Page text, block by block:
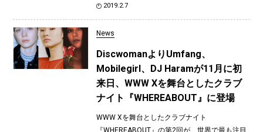
2019.2.7
News
DiscwomanよりUmfang、
Mobilegirl、DJ Haramが11月に初
来日、WWW Xを舞台としたクラブ
ナイト『WHEREABOUT』に登場
WWW Xを舞台としたクラブナイト
『WHEREABOUT』の第2回が、世界で最も注目